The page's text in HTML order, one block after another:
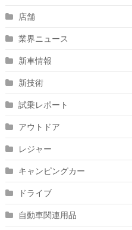
店舗
業界ニュース
新車情報
新技術
試乗レポート
アウトドア
レジャー
キャンピングカー
ドライブ
自動車関連用品